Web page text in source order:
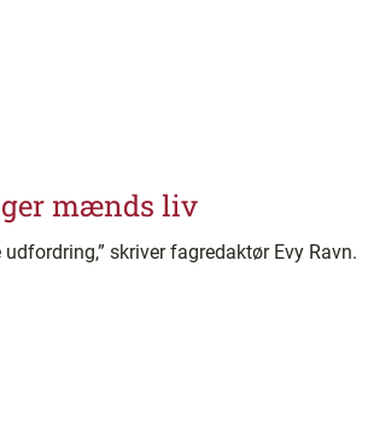
mænds liv
skriver fagredaktør Evy Ravn.